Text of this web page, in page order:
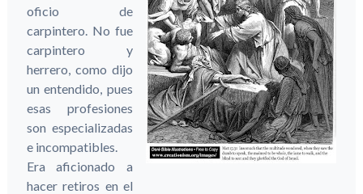
oficio de
carpintero. No fue
carpintero y
herrero, como dijo
un entendido, pues
esas profesiones
son especializadas
e incompatibles.
Era aficionado a
hacer retiros en el